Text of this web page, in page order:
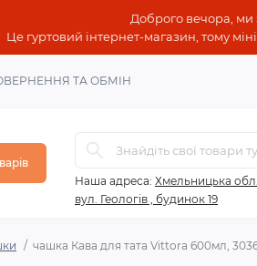
Доброго вечора, ми
Це гуртовий інтернет-магазин, тому
ТА ОБМІН
Наша адреса: Хмельницька
вул. Геологів , будинок 19
чашка Кава для тата Vittora 600мл,